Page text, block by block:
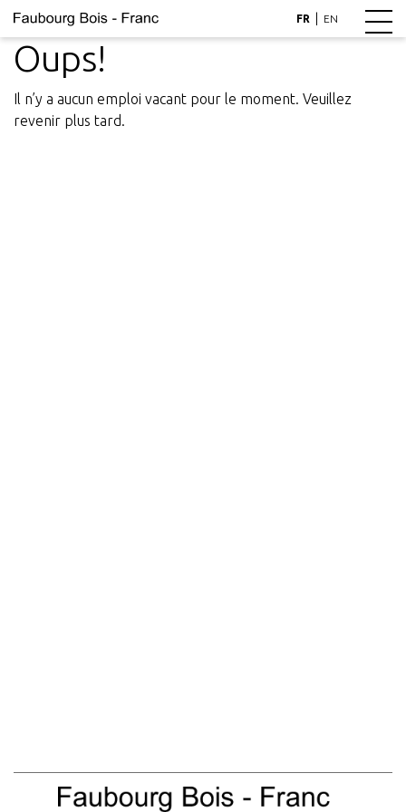
FR EN
Oups!
Il n’y a aucun emploi vacant pour le moment. Veuillez
revenir plus tard.